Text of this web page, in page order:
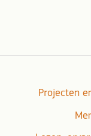
Projecten